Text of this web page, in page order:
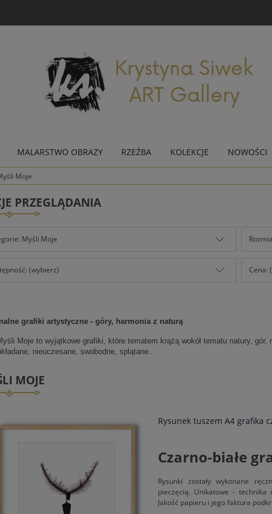
MALARSTWO OBRAZY RZEŹBA KOLEKCJE NOWOŚCI
Moje
PRZEGLĄDANIA
Myśli Moje
(wybierz) Cena:
grafiki artystyczne - góry, harmonia z naturą
Moje to wyjątkowe grafiki, które tematem krążą wokół tematu natury,
nieuczesane, swobodne, splątane..
MOJE
Rysunek tuszem A4 grafika
Czarno-białe
Rysunki zostały wykonane
pieczęcią. Unikatowe -
Jakość papieru i jego faktura